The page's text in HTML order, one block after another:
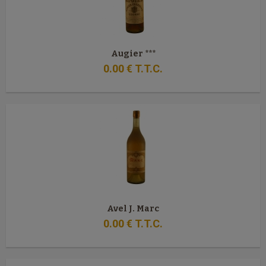
Augier ***
0.00€ T.T.C.
Avel J. Marc
0.00€ T.T.C.